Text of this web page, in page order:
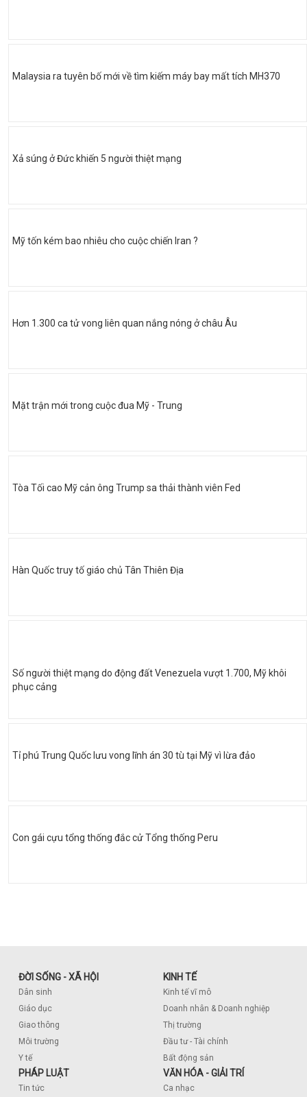
Malaysia ra tuyên bố mới về tìm kiếm máy bay mất tích MH370
Xả súng ở Đức khiến 5 người thiệt mạng
Mỹ tốn kém bao nhiêu cho cuộc chiến Iran ?
Hơn 1.300 ca tử vong liên quan nắng nóng ở châu Âu
Mặt trận mới trong cuộc đua Mỹ - Trung
Tòa Tối cao Mỹ cản ông Trump sa thải thành viên Fed
Hàn Quốc truy tố giáo chủ Tân Thiên Địa
Số người thiệt mạng do động đất Venezuela vượt 1.700, Mỹ khôi
phục cảng
Tỉ phú Trung Quốc lưu vong lĩnh án 30 tù tại Mỹ vì lừa đảo
Con gái cựu tổng thống đắc cử Tổng thống Peru
ĐỜI SỐNG - XÃ HỘI
Dân sinh
Giáo dục
Giao thông
Môi trường
Y tế
KINH TẾ
Kinh tế vĩ mô
Doanh nhân & Doanh nghiệp
Thị trường
Đầu tư - Tài chính
Bất động sản
PHÁP LUẬT
Tin tức
VĂN HÓA - GIẢI TRÍ
Ca nhạc